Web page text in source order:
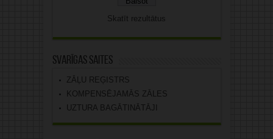
Skatīt rezultātus
Svarīgas saites
ZĀĻU REĢISTRS
KOMPENSĒJAMĀS ZĀLES
UZTURA BAGĀTINĀTĀJI